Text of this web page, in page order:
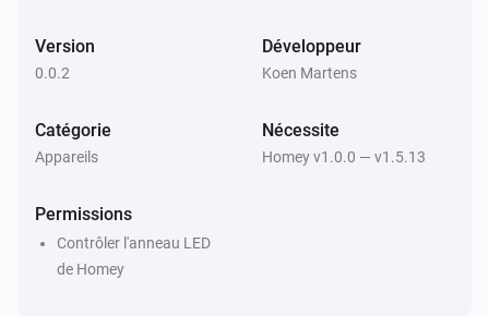
Version
0.0.2
Développeur
Koen Martens
Catégorie
Appareils
Nécessite
Homey v1.0.0 — v1.5.13
Permissions
Contrôler l'anneau LED
de Homey